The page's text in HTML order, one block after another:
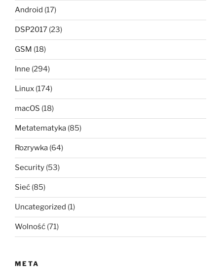
Android (17)
DSP2017 (23)
GSM (18)
Inne (294)
Linux (174)
macOS (18)
Metatematyka (85)
Rozrywka (64)
Security (53)
Sieć (85)
Uncategorized (1)
Wolność (71)
META